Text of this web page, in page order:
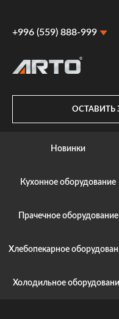
+996 (559) 888-999
+996 (559) 888-999
ОСТАВИТЬ
Новинки
Кухонное оборудование
Прачечное оборудование
Хлебопекарное
Холодильное